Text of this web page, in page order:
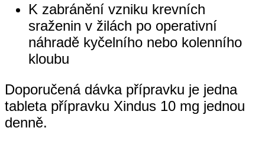
K zabránění vzniku krevních
sraženin v žilách po operativní
náhradě kyčelního nebo kolenního
kloubu
Doporučená dávka přípravku je jedna
tableta přípravku Xindus 10 mg jednou
denně.